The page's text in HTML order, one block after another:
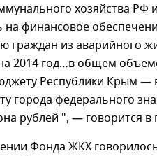
хозяйства РФ
на финансовое
граждан из аварийного
2014 год…в общем
Республики Крым —
города федерального
рублей ", — говорится в
Фонда ЖКХ